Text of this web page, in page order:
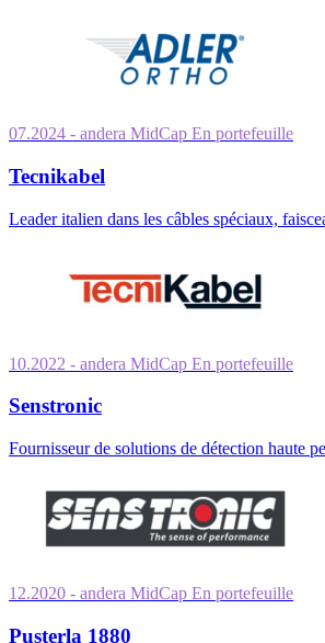
07.2024 - andera MidCap En portefeuille
Tecnikabel
Leader italien dans les câbles spéciaux,
10.2022 - andera MidCap En portefeuille
Senstronic
Fournisseur de solutions de détection haute
12.2020 - andera MidCap En portefeuille
Pusterla 1880